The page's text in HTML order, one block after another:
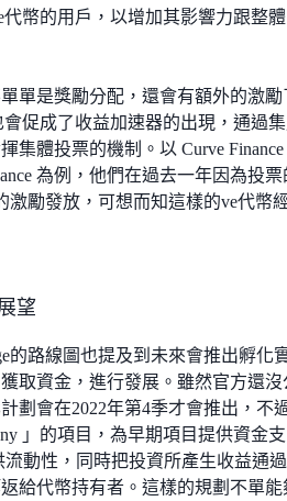
幣的用戶，以增加其影響力跟整
單是獎勵分配，還會有額外的激勵
促成了收益加速器的出現，通過
集體投票的機制。以 Curve
為例，他們在過去一年因為投
激勵發放，可想而知這樣的ve代幣
望
的路線圖也提及到未來會推出孵化
取資金，進行發展。雖然官方還沒
劃會在2022年第4季才會推出，不
」的項目，為早期項目提供資金支
動性，同時把投資所產生收益通
給代幣持有者。這樣的規劃不單能